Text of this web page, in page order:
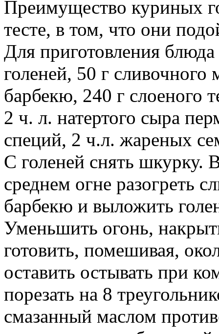
Преимущество куриных
тесте, в том, что они
Для приготовления
голеней, 50 г сливочного
барбекю, 240 г слоеного
2 ч. л. натертого сыра
специй, 2 ч.л. жареных
С голеней снять шкурку.
среднем огне разогреть
барбекю и выложить
Уменьшить огонь,
готовить, помешивая,
оставить остывать при
порезать на 8
смазанный маслом